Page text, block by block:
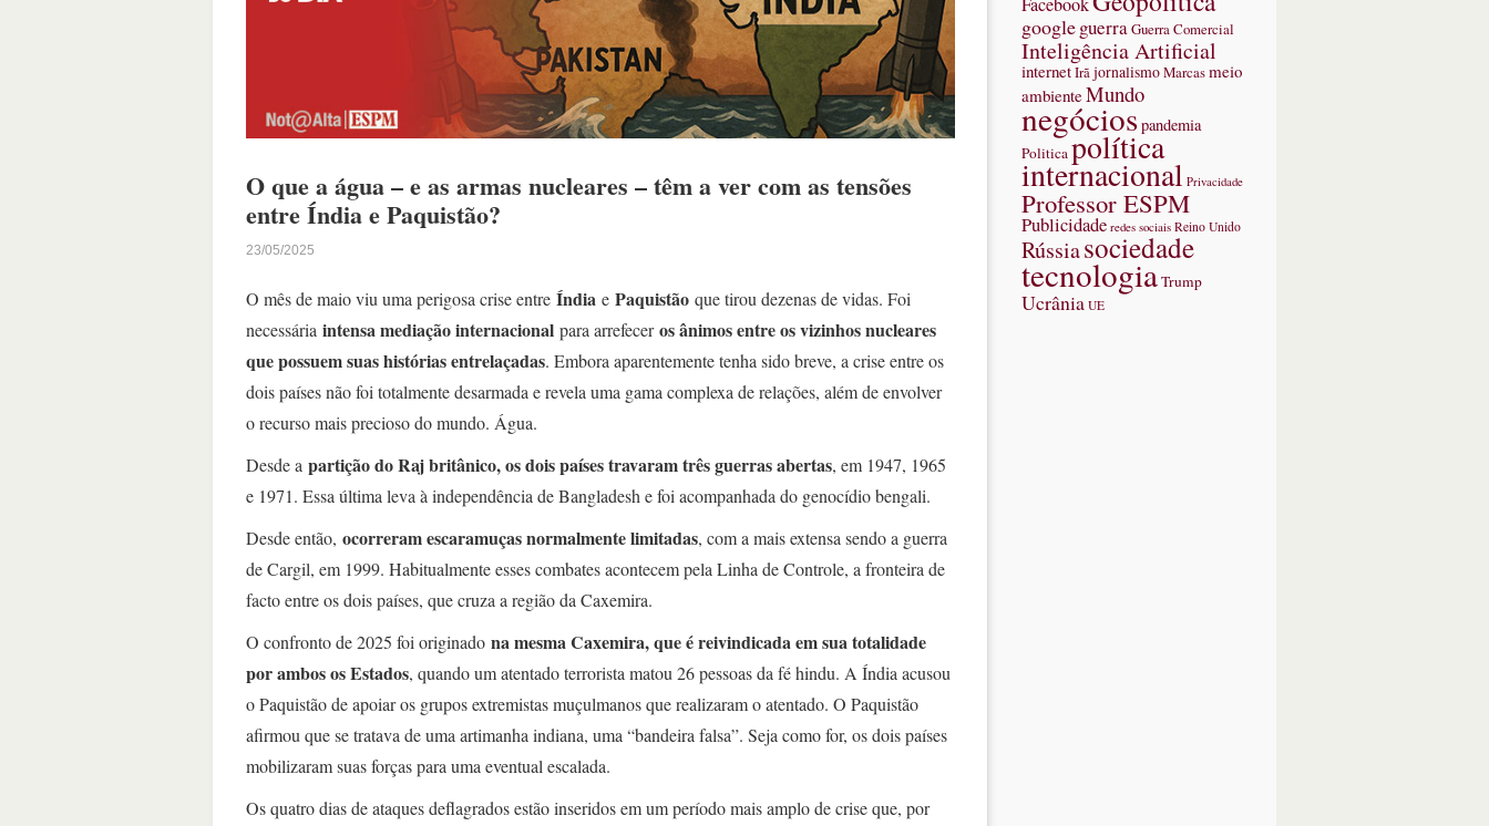
O que a água – e as armas nucleares – têm a ver com as tensões
entre Índia e Paquistão?
23/05/2025
O mês de maio viu uma perigosa crise entre Índia e Paquistão que tirou dezenas de vidas. Foi
necessária intensa mediação internacional para arrefeceros ânimos entre os vizinhos nucleares
que possuem suas histórias entrelaçadas. Embora aparentemente tenha sido breve, a crise entre os
dois países não foi totalmente desarmada e revela uma gama complexa de relações, além de envolver
o recurso mais precioso do mundo. Água.
Desde a partição do Raj britânico, os dois países travaram três guerras abertas, em 1947, 1965
e 1971. Essa última leva à independência de Bangladesh e foi acompanhada do genocídio bengali.
Desde então, ocorreram escaramuças normalmente limitadas, com a mais extensa sendo a guerra
de Cargil, em 1999. Habitualmente esses combates acontecem pela Linha de Controle, a fronteira de
facto entre os dois países, que cruza a região da Caxemira.
O confronto de 2025 foi originado na mesma Caxemira, que é reivindicada em sua totalidade
por ambos os Estados, quando um atentado terrorista matou 26 pessoas da fé hindu. A Índia acusou
o Paquistão de apoiar os grupos extremistas muçulmanos que realizaram o atentado. O Paquistão
afirmou que se tratava de uma artimanha indiana, uma “bandeira falsa”. Seja como for, os dois países
mobilizaram suas forças para uma eventual escalada.
Os quatro dias de ataques deflagrados estão inseridos em um período mais amplo de crise que, por
googleguerraGuerra Comercial
Inteligência Artificial
internetIrãjornalismoMarcasmeio
ambienteMundo
negóciospandemia
Politicapolítica
internacional Privacidade
Professor ESPM
Publicidade redes sociais Reino Unido
Rússiasociedade
tecnologiaTrump
Ucrânia UE